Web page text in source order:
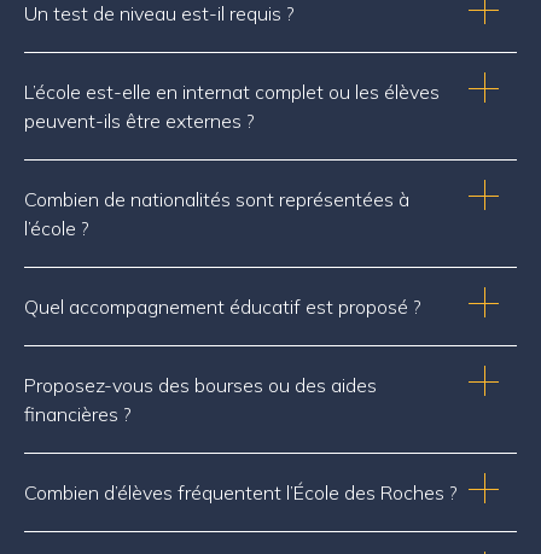
Un test de niveau est-il requis ?
L’école est-elle en internat complet ou les élèves
peuvent-ils être externes ?
Combien de nationalités sont représentées à
l’école ?
Quel accompagnement éducatif est proposé ?
Proposez-vous des bourses ou des aides
financières ?
Combien d’élèves fréquentent l’École des Roches ?